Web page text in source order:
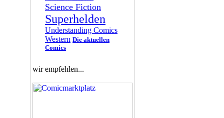
Science Fiction
Superhelden
Understanding Comics
Western Die aktuellen
Comics
wir empfehlen...